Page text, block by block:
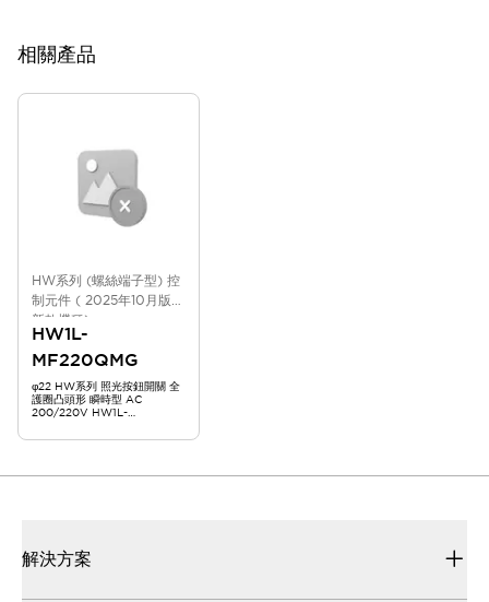
相關產品
HW系列 (螺絲端子型) 控
制元件 ( 2025年10月版
新款機種)
HW1L-
MF220QMG
φ22 HW系列 照光按鈕開關 全
護圈凸頭形 瞬時型 AC
200/220V HW1L-
解決方案